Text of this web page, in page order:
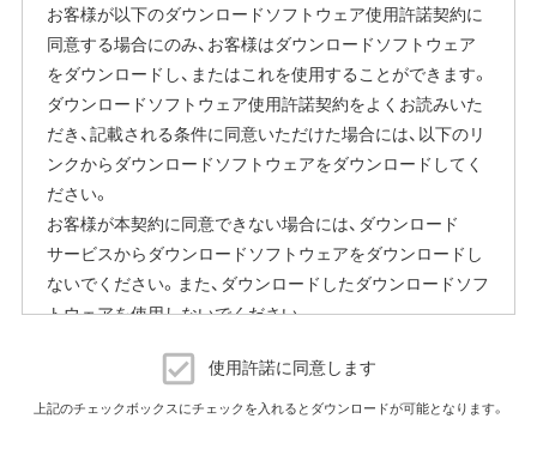
お客様が以下のダウンロードソフトウェア使用許諾契約に
同意する場合にのみ、お客様はダウンロードソフトウェア
をダウンロードし、またはこれを使用することができます。
ダウンロードソフトウェア使用許諾契約をよくお読みいた
だき、記載される条件に同意いただけた場合には、以下のリ
ンクからダウンロードソフトウェアをダウンロードしてく
ださい。
お客様が本契約に同意できない場合には、ダウンロード
サービスからダウンロードソフトウェアをダウンロードし
ないでください。また、ダウンロードしたダウンロードソフ
トウェアを使用しないでください。
ダウンロードソフトウェア使用許諾契約
（株）バッファロー（以下、弊社といいます）は、お客様がダウ
使用許諾に同意します
上記のチェックボックスにチェックを入れるとダウンロードが可能となります。